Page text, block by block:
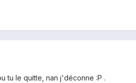
tu le quitte, nan j'déconne :P .